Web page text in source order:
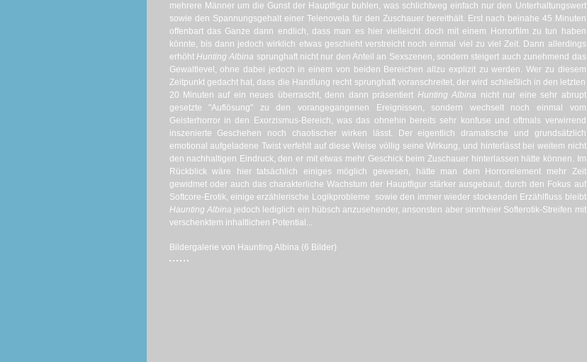
mehrere Männer um die Gunst der Hauptfigur buhlen, was schlichtweg einfach nur den Unterhaltungswert
sowie den Spannungsgehalt einer Telenovela für den Zuschauer bereithält. Erst nach beinahe 45 Minuten
offenbart das Ganze dann endlich, dass man es hier vielleicht doch mit einem Horrorfilm zu tun haben
könnte, bis dann jedoch wirklich etwas geschieht verstreicht noch einmal viel zu viel Zeit. Dann allerdings
erhöht Hunting Albina sprunghaft nicht nur den Anteil an Sexszenen, sondern steigert auch zunehmend das
Gewaltlevel, ohne dabei jedoch in einem von beiden Bereichen allzu explizit zu werden. Wer zu diesem
Zeitpunkt gedacht hat, dass die Handlung recht sprunghaft voranschreitet, der wird schließlich in den letzten
20 Minuten auf ein neues überrascht, denn dann präsentiert Hunting Albina nicht nur eine sehr abrupt
gesetzte "Auflösung" zu den vorangegangenen Ereignissen, sondern wechselt noch einmal vom
Geisterhorror in den Exorzismus-Bereich, was das ohnehin bereits sehr konfuse und oftmals verwirrend
inszenierte Geschehen noch chaotischer wirken lässt. Der eigentlich dramatische und grundsätzlich
emotional aufgeladene Twist verfehlt auf diese Weise völlig seine Wirkung, und hinterlässt bei weitem nicht
den nachhaltigen Eindruck, den er mit etwas mehr Geschick beim Zuschauer hinterlassen hätte können. Im
Rückblick wäre hier tatsächlich einiges möglich gewesen, hätte man dem Horrorelement mehr Zeit
gewidmet oder auch das charakterliche Wachstum der Hauptfigur stärker ausgebaut, durch den Fokus auf
Softcore-Erotik, einige erzählerische Logikprobleme sowie den immer wieder stockenden Erzählfluss bleibt
Haunting Albina jedoch lediglich ein hübsch anzusehender, ansonsten aber sinnfreier Softerotik-Streifen mit
verschenktem inhaltlichen Potential...
Bildergalerie von Haunting Albina (6 Bilder)